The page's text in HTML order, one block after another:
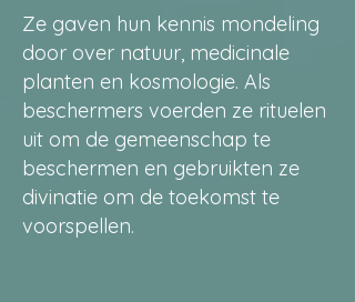
Ze gaven hun kennis mondeling
door over natuur, medicinale
planten en kosmologie. Als
beschermers voerden ze rituelen
uit om de gemeenschap te
beschermen en gebruikten ze
divinatie om de toekomst te
voorspellen.